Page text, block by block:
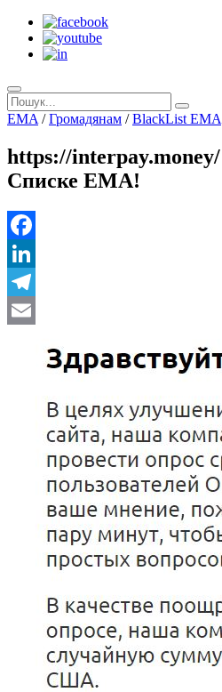
EMA /Громадянам /BlackList EMA
https://
Списке ЕМА!
Facebook
LinkedIn
Telegram